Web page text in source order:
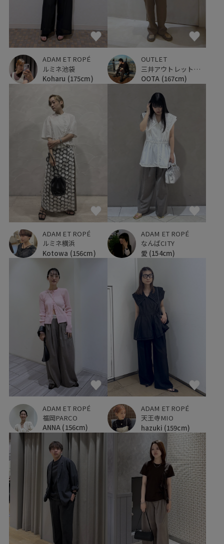
ADAM ET ROPÉ
ルミネ池袋
Koharu (175cm)
OUTLET
三井アウトレットパーク 横浜ベイサイド
OOTA (167cm)
ADAM ET ROPÉ
ルミネ横浜
Kotowa (156cm)
ADAM ET ROPÉ
なんばCITY
愛 (154cm)
ADAM ET ROPÉ
福岡PARCO
ANNA (156cm)
ADAM ET ROPÉ
天王寺MIO
hazuki (159cm)